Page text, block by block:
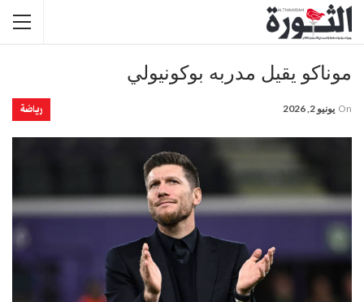
موناكو يقيل مدربه بوكونيولي
رياضة On يونيو 2, 2026